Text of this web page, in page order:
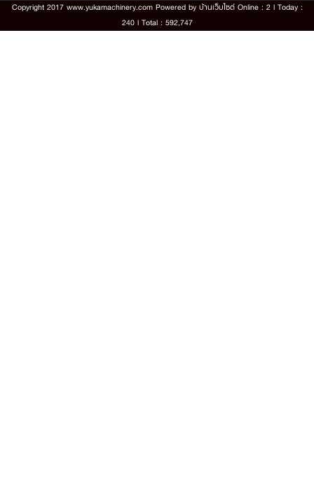
Copyright 2017 www.yukamachinery.com Powered by บ้านเว็บไซต์Online : 2 l Today :
240 l Total : 592,747